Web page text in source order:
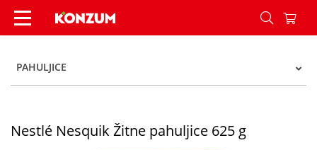
Nestlé Nesquik Žitne pahuljice 625 g - Konzum
PAHULJICE
Nestlé Nesquik Žitne pahuljice 625 g